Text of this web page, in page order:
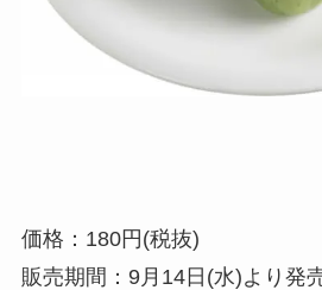
価格：180円(税抜)
販売期間：9月14日(水)より発